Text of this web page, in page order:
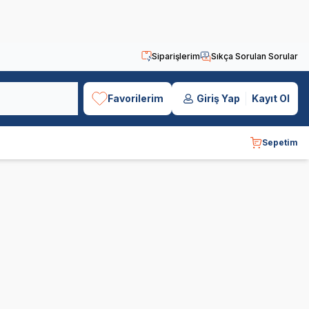
Siparişlerim Sıkça Sorulan Sorular
Favorilerim Giriş Yap Kayıt Ol
Sepetim